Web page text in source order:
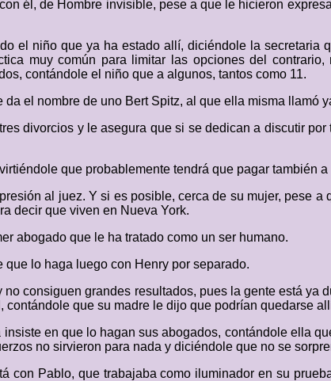
él, de Hombre invisible, pese a que le hicieron
el niño que ya ha estado allí, diciéndole la secretaria
muy común para limitar las opciones del
contándole el niño que a algunos, tantos como 11.
el nombre de uno Bert Spitz, al que ella misma llamó
divorcios y le asegura que si se dedican a discutir
que probablemente tendrá que pagar también
al juez. Y si es posible, cerca de su mujer, pese
decir que viven en Nueva York.
abogado que le ha tratado como un ser humano.
lo haga luego con Henry por separado.
consiguen grandes resultados, pues la gente está ya
que su madre le dijo que podrían quedarse
en que lo hagan sus abogados, contándole ella
no sirvieron para nada y diciéndole que no se
con Pablo, que trabajaba como iluminador en su